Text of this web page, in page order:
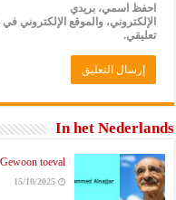
احفظ اسمي، بريدي
الإلكتروني، والموقع الإلكتروني
تعليقي.
In het Nederlands
Gewoon toeval
15/10/2025